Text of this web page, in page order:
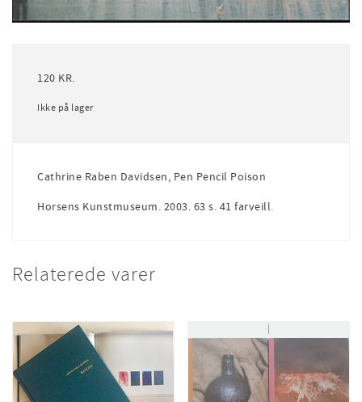
120 KR.
Ikke på lager
Cathrine Raben Davidsen, Pen Pencil Poison
Horsens Kunstmuseum. 2003. 63 s. 41 farveill.
Relaterede varer